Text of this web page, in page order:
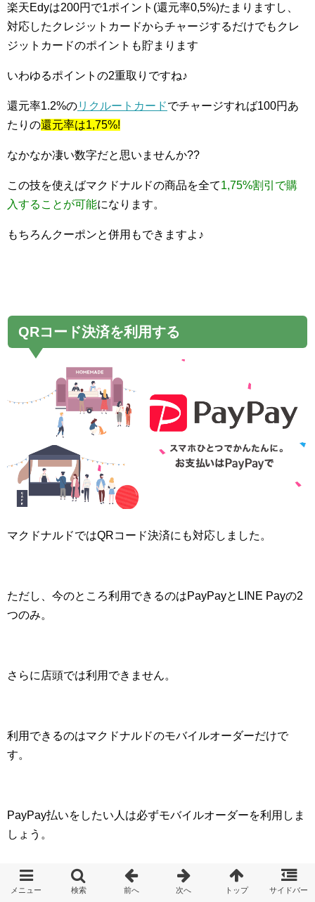
楽天Edyは200円で1ポイント(還元率0,5%)たまりますし、
対応したクレジットカードからチャージするだけでもクレ
ジットカードのポイントも貯まります
いわゆるポイントの2重取りですね♪
還元率1.2%のリクルートカードでチャージすれば100円あ
たりの還元率は1,75%!
なかなか凄い数字だと思いませんか??
この技を使えばマクドナルドの商品を全て1,75%割引で購
入することが可能になります。
もちろんクーポンと併用もできますよ♪
QRコード決済を利用する
マクドナルドではQRコード決済にも対応しました。
ただし、今のところ利用できるのはPayPayとLINE Payの2
つのみ。
さらに店頭では利用できません。
利用できるのはマクドナルドのモバイルオーダーだけで
す。
PayPay払いをしたい人は必ずモバイルオーダーを利用しま
しょう。